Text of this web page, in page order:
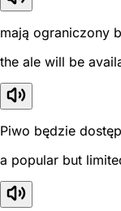
mają ograniczony
the ale will be
Piwo będzie
a popular but